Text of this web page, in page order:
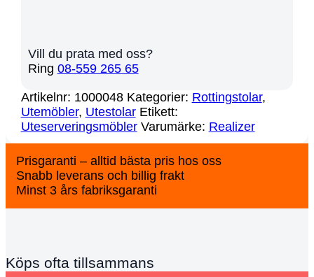
Vill du prata med oss?
Ring 08-559 265 65
Artikelnr: 1000048 Kategorier: Rottingstolar,
Utemöbler, Utestolar Etikett:
Uteserveringsmöbler Varumärke: Realizer
Prisgaranti – alltid bästa pris hos oss
Snabb leverans och billig frakt
Minst 3 års fabriksgaranti
Köps ofta tillsammans